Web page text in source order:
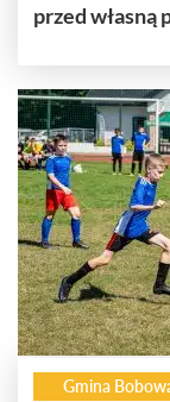
przed własną
Gmina